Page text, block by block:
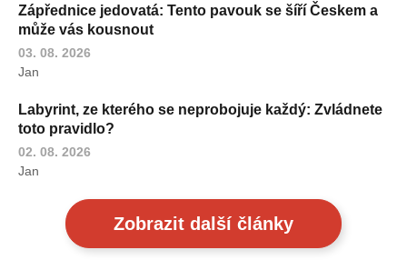
Zápřednice jedovatá: Tento pavouk se šíří Českem a
může vás kousnout
03. 08. 2026
Jan
Labyrint, ze kterého se neprobojuje každý: Zvládnete
toto pravidlo?
02. 08. 2026
Jan
Zobrazit další články